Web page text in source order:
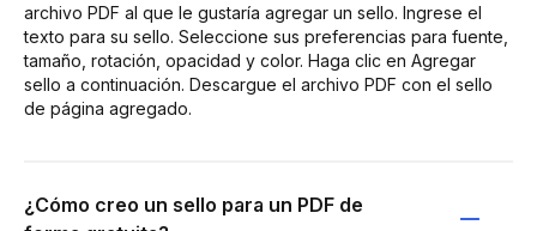
archivo PDF al que le gustaría agregar un sello. Ingrese el
texto para su sello. Seleccione sus preferencias para fuente,
tamaño, rotación, opacidad y color. Haga clic en Agregar
sello a continuación. Descargue el archivo PDF con el sello
de página agregado.
¿Cómo creo un sello para un PDF de